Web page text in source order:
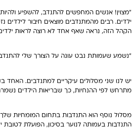
"מצוין! אנשים המחפשים להתנדב, להשפיע
ילדים. רבים מהמתנדבים מוצאים חיבור לילדים
הקהל הזה, נראה שאף אחד לא רוצה לראות
"נשמע שעמותת נבט עונה על הצורך שלי
יש לנו שני מסלולים עיקריים למתנדבים. האחד
מתרחש לפי ההנחיות, כך שבריאות הילדים
מסלול נוסף הוא התנדבות בתחום המומחיות
התנדבות בעמותה לנוער בסיכון, הפועלת